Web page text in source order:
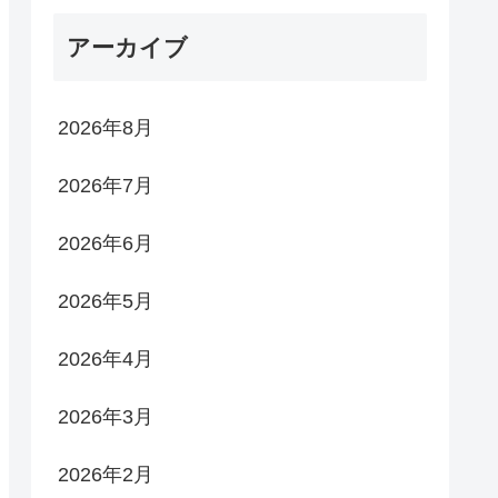
アーカイブ
2026年8月
2026年7月
2026年6月
2026年5月
2026年4月
2026年3月
2026年2月